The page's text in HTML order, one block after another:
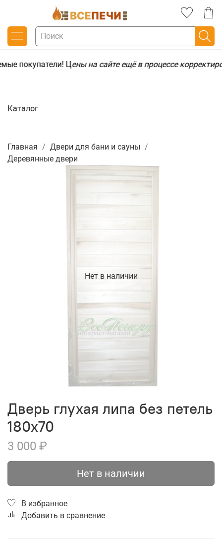
покупатели! Цены на сайте ещё в процессе
Главная
Двери для бани и сауны
Деревянные двери
Нет в наличии
Дверь глухая липа без петель
180х70
3 000 ₽
Нет в наличии
В избранное
Добавить в сравнение
Каталог